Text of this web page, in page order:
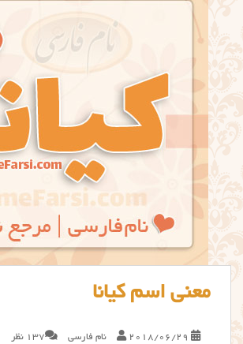
n
t
معنی اسم کیانا
2018/06/29 نام فارسی 137 نظر